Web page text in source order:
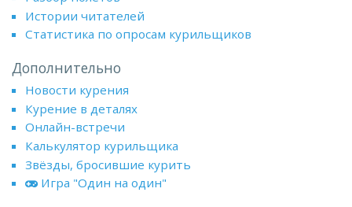
Истории читателей
Статистика по опросам курильщиков
Дополнительно
Новости курения
Курение в деталях
Онлайн-встречи
Калькулятор курильщика
Звёзды, бросившие курить
Игра "Один на один"